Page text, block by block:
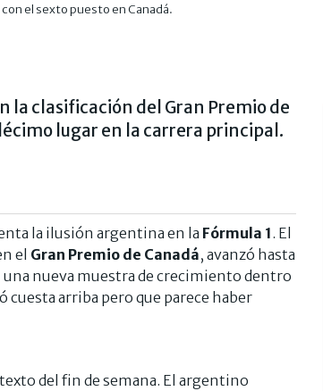
el sexto puesto en Canadá.
la clasificación del Gran Premio de
lugar en la carrera principal.
la ilusión argentina en la Fórmula 1. El
el Gran Premio de Canadá, avanzó hasta
una nueva muestra de crecimiento dentro
cuesta arriba pero que parece haber
del fin de semana. El argentino